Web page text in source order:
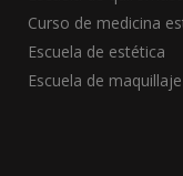
Curso de medicina
Escuela de estética
Escuela de